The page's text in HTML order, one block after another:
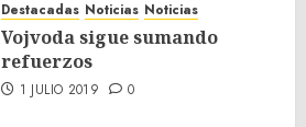
Destacadas Noticias Noticias
Vojvoda sigue sumando
refuerzos
1 JULIO 2019 0